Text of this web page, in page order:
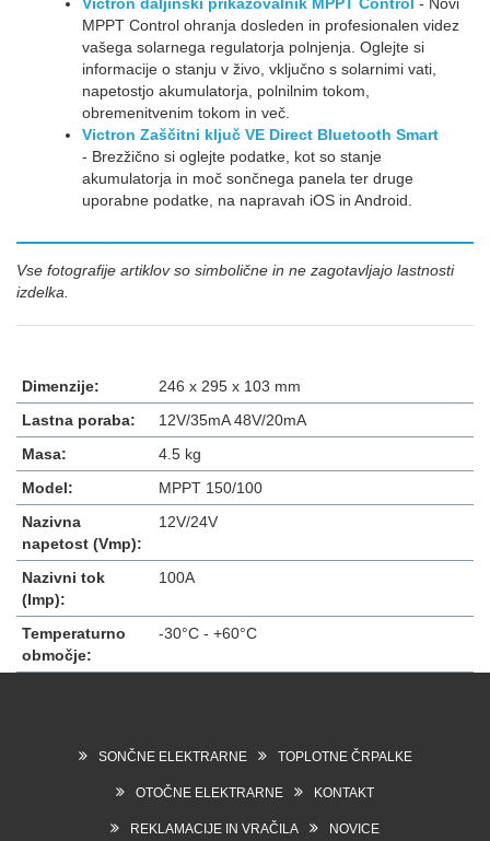
MPPT Control ohranja dosleden in profesionalen videz
vašega solarnega regulatorja polnjenja. Oglejte si
informacije o stanju v živo, vključno s solarnimi vati,
napetostjo akumulatorja, polnilnim tokom,
obremenitvenim tokom in več.
Victron Zaščitni ključ VE Direct Bluetooth Smart
- Brezžično si oglejte podatke, kot so stanje
akumulatorja in moč sončnega panela ter druge
uporabne podatke, na napravah iOS in Android.
Vse fotografije artiklov so simbolične in ne zagotavljajo lastnosti
izdelka.
Dimenzije:
246 x 295 x 103 mm
Lastna poraba:
12V/35mA 48V/20mA
Masa:
4.5 kg
Model:
MPPT 150/100
Nazivna
napetost (Vmp):
12V/24V
Nazivni tok
(Imp):
100A
Temperaturno
območje:
-30°C - +60°C
SONČNE ELEKTRARNE TOPLOTNE ČRPALKE
OTOČNE ELEKTRARNE KONTAKT
REKLAMACIJE IN VRAČILA NOVICE